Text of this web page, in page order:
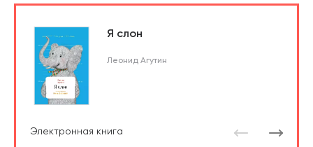
Я слон
Леонид Агутин
Электронная книга